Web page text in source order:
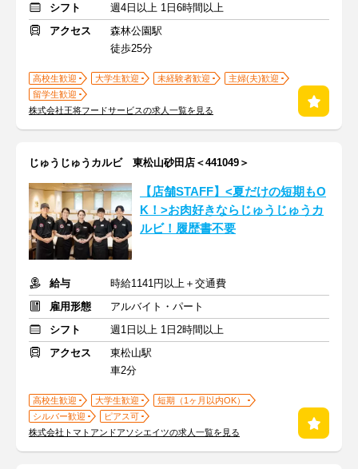
シフト
週4日以上 1日6時間以上
アクセス
森林公園駅
徒歩25分
高校生歓迎 大学生歓迎 未経験者歓迎
主婦(夫)歓迎
留学生歓迎
株式会社王将フードサービスの求人一覧を見る
じゅうじゅうカルビ 東松山砂田店＜441049＞
【店舗STAFF】<夏だけの短期もO
K！>お肉好きならじゅうじゅうカ
ルビ！履歴書不要
給与
時給1141円以上＋交通費
雇用形態
アルバイト・パート
シフト
週1日以上 1日2時間以上
アクセス
東松山駅
車2分
高校生歓迎 大学生歓迎
短期（1ヶ月以内OK）
シルバー歓迎
ピアス可
株式会社トマトアンドアソシエイツの求人一覧を見る